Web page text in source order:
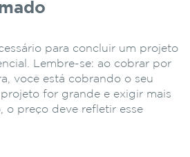
para concluir um projeto
Lembre-se: ao cobrar por
você está cobrando o seu
for grande e exigir mais
o preço deve refletir esse